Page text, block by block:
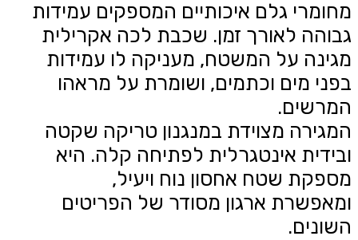
מחומרי גלם איכותיים המספקים עמידות
גבוהה לאורך זמן. שכבת לכה אקרילית
מגינה על המשטח, מעניקה לו עמידות
בפני מים וכתמים, ושומרת על מראהו
המרשים.
המגירה מצוידת במנגנון טריקה שקטה
ובידית אינטגרלית לפתיחה קלה. היא
מספקת שטח אחסון נוח ויעיל,
ומאפשרת ארגון מסודר של הפריטים
השונים.